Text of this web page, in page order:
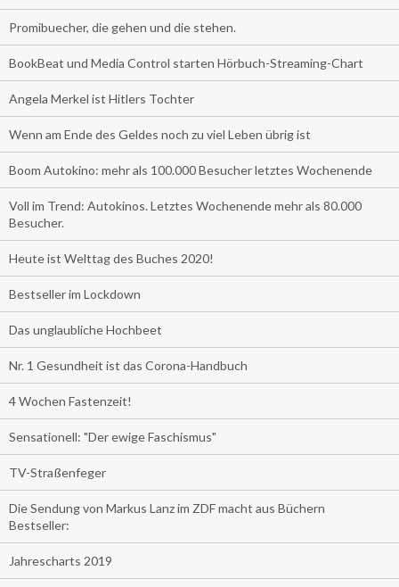
Promibuecher, die gehen und die stehen.
BookBeat und Media Control starten Hörbuch-Streaming-Chart
Angela Merkel ist Hitlers Tochter
Wenn am Ende des Geldes noch zu viel Leben übrig ist
Boom Autokino: mehr als 100.000 Besucher letztes Wochenende
Voll im Trend: Autokinos. Letztes Wochenende mehr als 80.000
Besucher.
Heute ist Welttag des Buches 2020!
Bestseller im Lockdown
Das unglaubliche Hochbeet
Nr. 1 Gesundheit ist das Corona-Handbuch
4 Wochen Fastenzeit!
Sensationell: "Der ewige Faschismus"
TV-Straßenfeger
Die Sendung von Markus Lanz im ZDF macht aus Büchern
Bestseller:
Jahrescharts 2019